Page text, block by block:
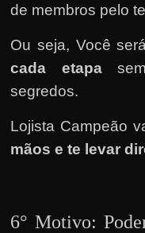
de membros pelo
Ou seja, Você
cada etapa
segredos.
Lojista Campeão
mãos e te levar
6° Motivo: